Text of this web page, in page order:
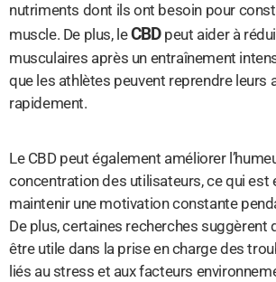
nutriments dont ils ont besoin pour
muscle. De plus, leCBDpeut aider à
musculaires après un entraînement
que les athlètes peuvent reprendre leurs
rapidement.
Le CBD peut également améliorer
concentration des utilisateurs, ce qui est
maintenir une motivation constante
De plus, certaines recherches suggèrent
être utile dans la prise en charge des
liés au stress et aux facteurs